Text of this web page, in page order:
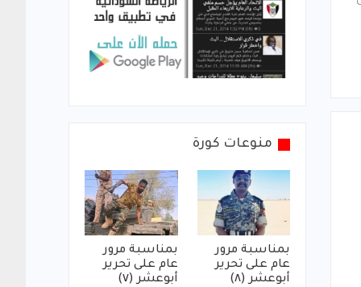
منوعات كورة
بمناسبة مرور
عام على تحرير
أبوعشر (٨)
بمناسبة مرور
عام على تحرير
أبوعشر (٧)